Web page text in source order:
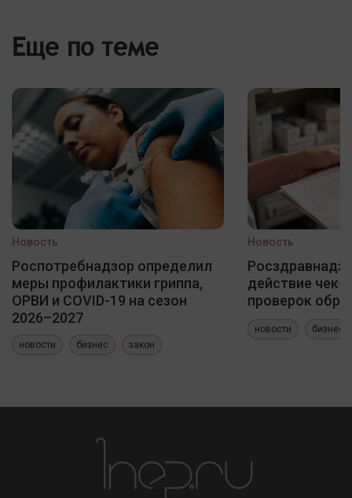
Еще по теме
Новость
Роспотребнадзор определил
меры профилактики гриппа,
ОРВИ и COVID-19 на сезон
2026–2027
новости бизнес закон
Новость
действие чек-
проверок
новости бизнес